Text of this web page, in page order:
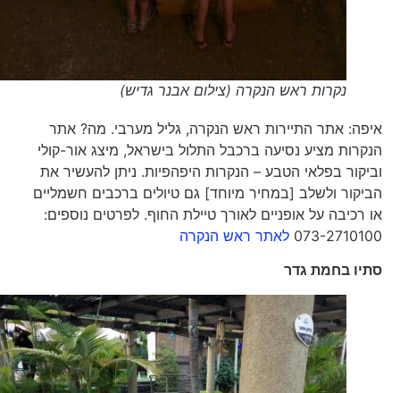
נקרות ראש הנקרה (צילום אבנר גדיש)
איפה: אתר התיירות ראש הנקרה, גליל מערבי. מה? אתר
הנקרות מציע נסיעה ברכבל התלול בישראל, מיצג אור-קולי
וביקור בפלאי הטבע – הנקרות היפהפיות. ניתן להעשיר את
הביקור ולשלב [במחיר מיוחד] גם טיולים ברכבים חשמליים
או רכיבה על אופניים לאורך טיילת החוף. לפרטים נוספים:
073-2710100 לאתר ראש הנקרה
סתיו בחמת גדר